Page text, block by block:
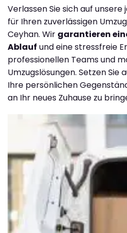
Verlassen Sie sich auf
für Ihren zuverlässigen
Ceyhan. Wir garantieren
Ablauf und eine stressfreie
professionellen Teams und
Umzugslösungen. Setzen Sie
Ihre persönlichen
an Ihr neues Zuhause zu